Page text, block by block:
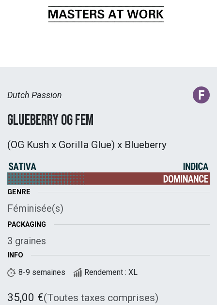
Dutch Passion
Glueberry OG Fem
(OG Kush x Gorilla Glue) x Blueberry
GENRE
Féminisée(s)
PACKAGING
3 graines
INFO
8-9 semaines Rendement : XL
35,00 €(Toutes taxes comprises)